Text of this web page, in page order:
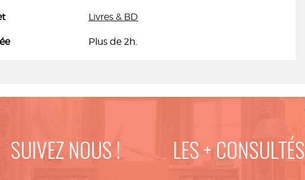
Livres & BD
Plus de 2h.
SUIVEZ NOUS ! LES + CONSULTÉS